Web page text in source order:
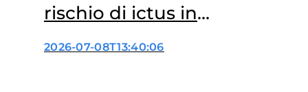
rischio di ictus in
menopausa?
2026-07-08T13:40:06